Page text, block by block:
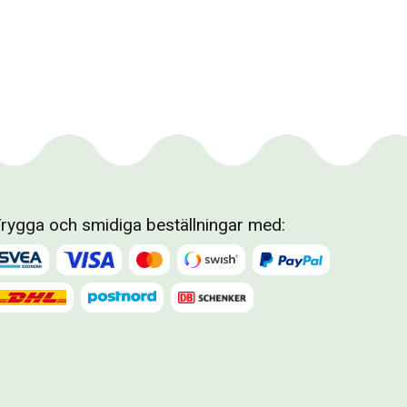
och smidiga beställningar med: